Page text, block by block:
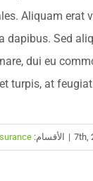
Aliquam erat
dapibus. Sed
dui eu
turpis, at
| الأقسام: